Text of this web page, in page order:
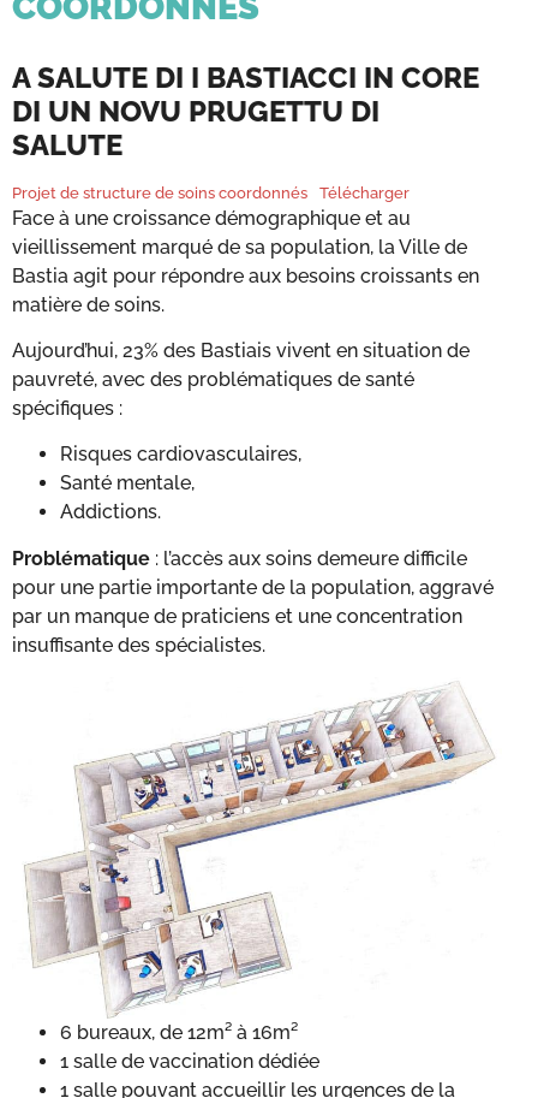
A SALUTE DI I BASTIACCI IN CORE
DI UN NOVU PRUGETTU DI
SALUTE
Projet de structure de soins coordonnés Télécharger
Face à une croissance démographique et au
vieillissement marqué de sa population, la Ville de
Bastia agit pour répondre aux besoins croissants en
matière de soins.
Aujourd’hui, 23% des Bastiais vivent en situation de
pauvreté, avec des problématiques de santé
spécifiques :
Risques cardiovasculaires,
Santé mentale,
Addictions.
Problématique : l’accès aux soins demeure difficile
pour une partie importante de la population, aggravé
par un manque de praticiens et une concentration
insuffisante des spécialistes.
6 bureaux, de 12m² à 16m²
1 salle de vaccination dédiée
1 salle pouvant accueillir les urgences de la